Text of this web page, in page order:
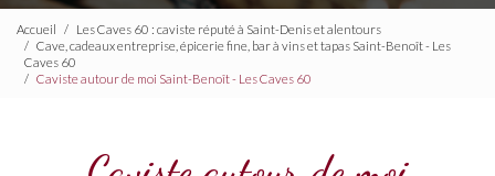
Accueil
Les Caves 60 : caviste réputé à Saint-Denis et alentours
Cave, cadeaux entreprise, épicerie fine, bar à vins et tapas Saint-Benoît - Les
Caves 60
Caviste autour de moi Saint-Benoît - Les Caves 60